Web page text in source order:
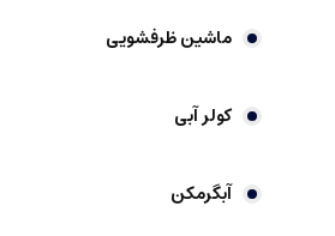
ماشین ظرفشویی
کولر آبی
آبگرمکن